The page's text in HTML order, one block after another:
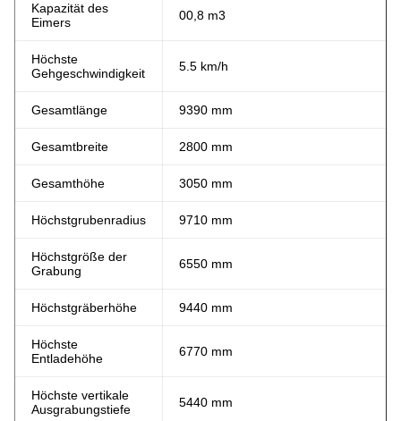
Kapazität des
Eimers
00,8 m3
Höchste
Gehgeschwindigkeit
5.5 km/h
Gesamtlänge 9390 mm
Gesamtbreite 2800 mm
Gesamthöhe 3050 mm
Höchstgrubenradius 9710 mm
Höchstgröße der
Grabung
6550 mm
Höchstgräberhöhe 9440 mm
Höchste
Entladehöhe
6770 mm
Höchste vertikale
Ausgrabungstiefe
5440 mm